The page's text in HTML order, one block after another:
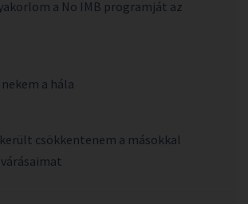
a No IMB programját az
a hála
csökkentenem a másokkal